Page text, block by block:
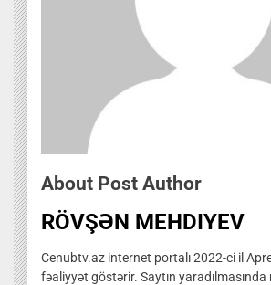
About Post Author
RÖVŞƏN MEHDIYEV
Cenubtv.az internet portalı 2022-ci il
fəaliyyət göstərir. Saytın